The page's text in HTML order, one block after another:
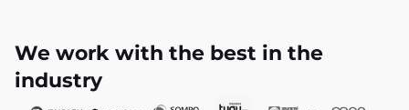
We work with the best in the
industry